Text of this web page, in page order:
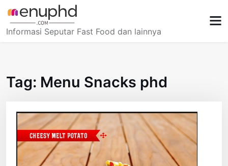
content
Informasi Seputar Fast Food dan lainnya
Tag: Menu Snacks phd